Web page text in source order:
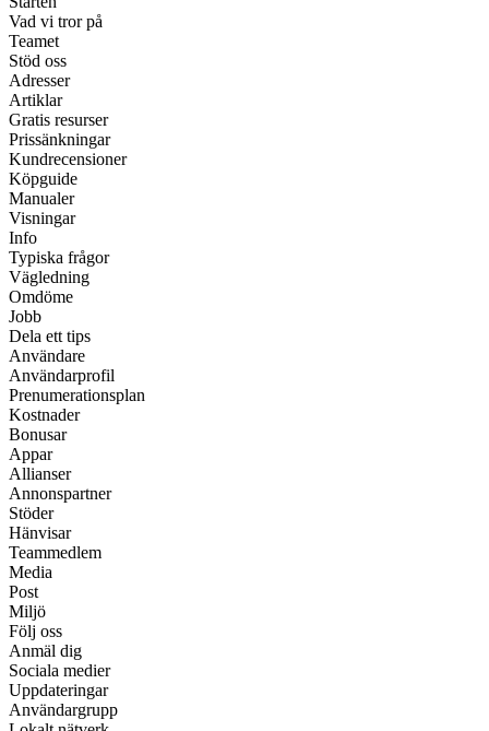
Vad vi tror på
Teamet
Stöd oss
Adresser
Artiklar
Gratis resurser
Prissänkningar
Kundrecensioner
Köpguide
Manualer
Visningar
Info
Typiska frågor
Vägledning
Omdöme
Jobb
Dela ett tips
Användare
Användarprofil
Prenumerationsplan
Kostnader
Bonusar
Appar
Allianser
Annonspartner
Stöder
Hänvisar
Teammedlem
Media
Post
Miljö
Följ oss
Anmäl dig
Sociala medier
Uppdateringar
Användargrupp